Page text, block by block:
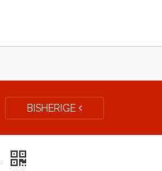
BISHERIGE